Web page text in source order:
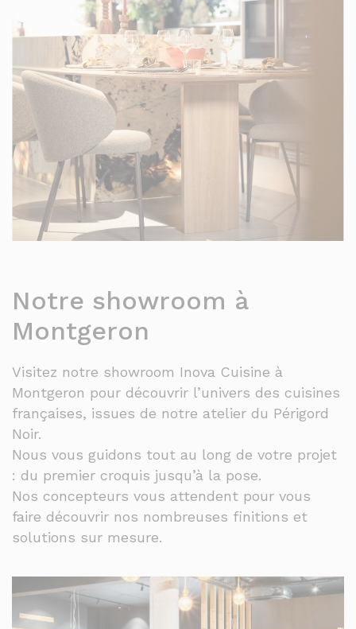
Notre showroom à
Montgeron
Visitez notre showroom Inova Cuisine à
Montgeron pour découvrir l’univers des cuisines
françaises, issues de notre atelier du Périgord
Noir.
Nous vous guidons tout au long de votre projet
: du premier croquis jusqu’à la pose.
Nos concepteurs vous attendent pour vous
faire découvrir nos nombreuses finitions et
solutions sur mesure.